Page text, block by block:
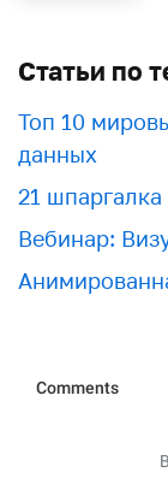
Статьи по
Топ 10
данных
21
Вебинар: